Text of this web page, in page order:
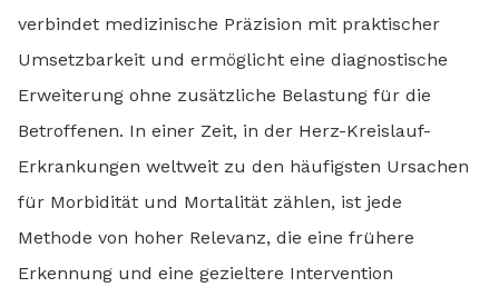
verbindet medizinische Präzision mit praktischer
Umsetzbarkeit und ermöglicht eine diagnostische
Erweiterung ohne zusätzliche Belastung für die
Betroffenen. In einer Zeit, in der Herz-Kreislauf-
Erkrankungen weltweit zu den häufigsten Ursachen
für Morbidität und Mortalität zählen, ist jede
Methode von hoher Relevanz, die eine frühere
Erkennung und eine gezieltere Intervention